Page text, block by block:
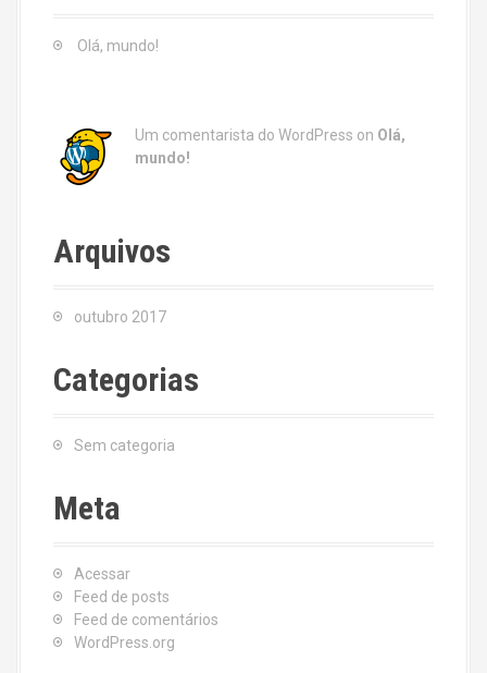
Olá, mundo!
Um comentarista do WordPress on Olá,
mundo!
Arquivos
outubro 2017
Categorias
Sem categoria
Meta
Acessar
Feed de posts
Feed de comentários
WordPress.org